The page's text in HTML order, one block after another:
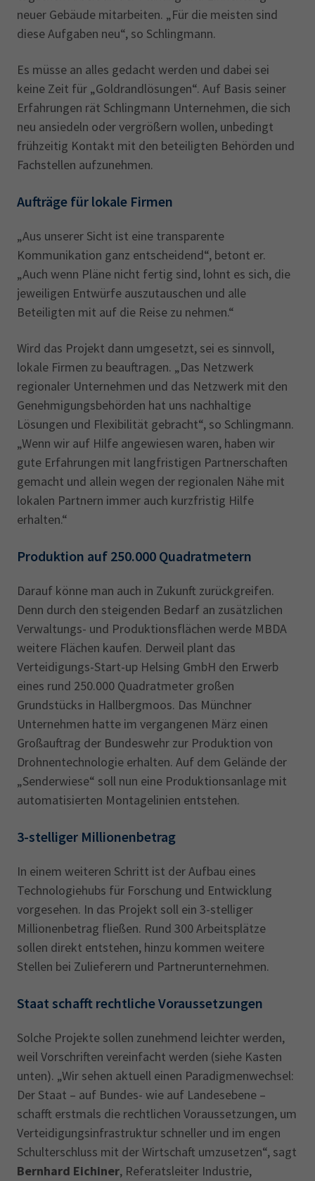
neuer Gebäude mitarbeiten. „Für die meisten sind
diese Aufgaben neu“, so Schlingmann.
Es müsse an alles gedacht werden und dabei sei
keine Zeit für „Goldrandlösungen“. Auf Basis seiner
Erfahrungen rät Schlingmann Unternehmen, die sich
neu ansiedeln oder vergrößern wollen, unbedingt
frühzeitig Kontakt mit den beteiligten Behörden und
Fachstellen aufzunehmen.
Aufträge für lokale Firmen
„Aus unserer Sicht ist eine transparente
Kommunikation ganz entscheidend“, betont er.
„Auch wenn Pläne nicht fertig sind, lohnt es sich, die
jeweiligen Entwürfe auszutauschen und alle
Beteiligten mit auf die Reise zu nehmen.“
Wird das Projekt dann umgesetzt, sei es sinnvoll,
lokale Firmen zu beauftragen. „Das Netzwerk
regionaler Unternehmen und das Netzwerk mit den
Genehmigungsbehörden hat uns nachhaltige
Lösungen und Flexibilität gebracht“, so Schlingmann.
„Wenn wir auf Hilfe angewiesen waren, haben wir
gute Erfahrungen mit langfristigen Partnerschaften
gemacht und allein wegen der regionalen Nähe mit
lokalen Partnern immer auch kurzfristig Hilfe
erhalten.“
Produktion auf 250.000 Quadratmetern
Darauf könne man auch in Zukunft zurückgreifen.
Denn durch den steigenden Bedarf an zusätzlichen
Verwaltungs- und Produktionsflächen werde MBDA
weitere Flächen kaufen. Derweil plant das
Verteidigungs-Start-up Helsing GmbH den Erwerb
eines rund 250.000 Quadratmeter großen
Grundstücks in Hallbergmoos. Das Münchner
Unternehmen hatte im vergangenen März einen
Großauftrag der Bundeswehr zur Produktion von
Drohnentechnologie erhalten. Auf dem Gelände der
„Senderwiese“ soll nun eine Produktionsanlage mit
automatisierten Montagelinien entstehen.
3-stelliger Millionenbetrag
In einem weiteren Schritt ist der Aufbau eines
Technologiehubs für Forschung und Entwicklung
vorgesehen. In das Projekt soll ein 3-stelliger
Millionenbetrag fließen. Rund 300 Arbeitsplätze
sollen direkt entstehen, hinzu kommen weitere
Stellen bei Zulieferern und Partnerunternehmen.
Staat schafft rechtliche Voraussetzungen
Solche Projekte sollen zunehmend leichter werden,
weil Vorschriften vereinfacht werden (siehe Kasten
unten). „Wir sehen aktuell einen Paradigmenwechsel:
Der Staat – auf Bundes- wie auf Landesebene –
schafft erstmals die rechtlichen Voraussetzungen, um
Verteidigungsinfrastruktur schneller und im engen
Schulterschluss mit der Wirtschaft umzusetzen“, sagt
Bernhard Eichiner, Referatsleiter Industrie,